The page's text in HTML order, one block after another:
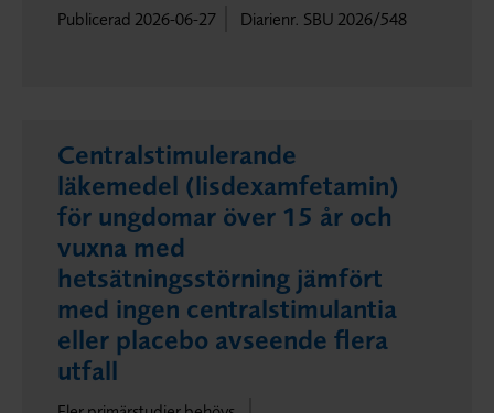
Publicerad 2026-06-27
Diarienr. SBU 2026/548
Centralstimulerande
läkemedel (lisdexamfetamin)
för ungdomar över 15 år och
vuxna med
hetsätningsstörning jämfört
med ingen centralstimulantia
eller placebo avseende flera
utfall